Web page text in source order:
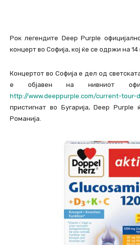
Рок легендите Deep Purple
концерт во Софија, кој ќе се одржи на
Концертот во Софија е дел од
е објавен на нивниот
http://www.deeppurple.com/current-tour-
пристигнат во Бугарија, Deep
Романија.